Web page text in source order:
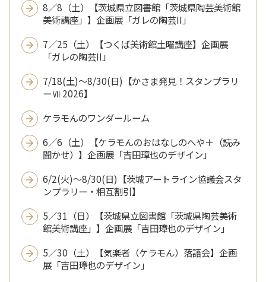
8／8（土）【茨城県立図書館「茨城県陶芸美術館
美術講座」】企画展「ガレの陶芸II」
7／25（土）【つくば美術館土曜講座】企画展
「ガレの陶芸II」
7/18(土)～8/30(日)【かさま発見！スタンプラリ
ーⅦ 2026】
ケラモんのワンダールーム
6／6（土）【ケラモんのおはなしのへや＋（読み
聞かせ）】企画展「吉田璋也のデザイン」
6/2(火)～8/30(日)【茨城アートライン協議会スタ
ンプラリー・相互割引】
5／31（日）【茨城県立図書館「茨城県陶芸美術
館美術講座」】企画展「吉田璋也のデザイン」
5／30（土）【気楽者（ケラモん）落語会】企画
展「吉田璋也のデザイン」